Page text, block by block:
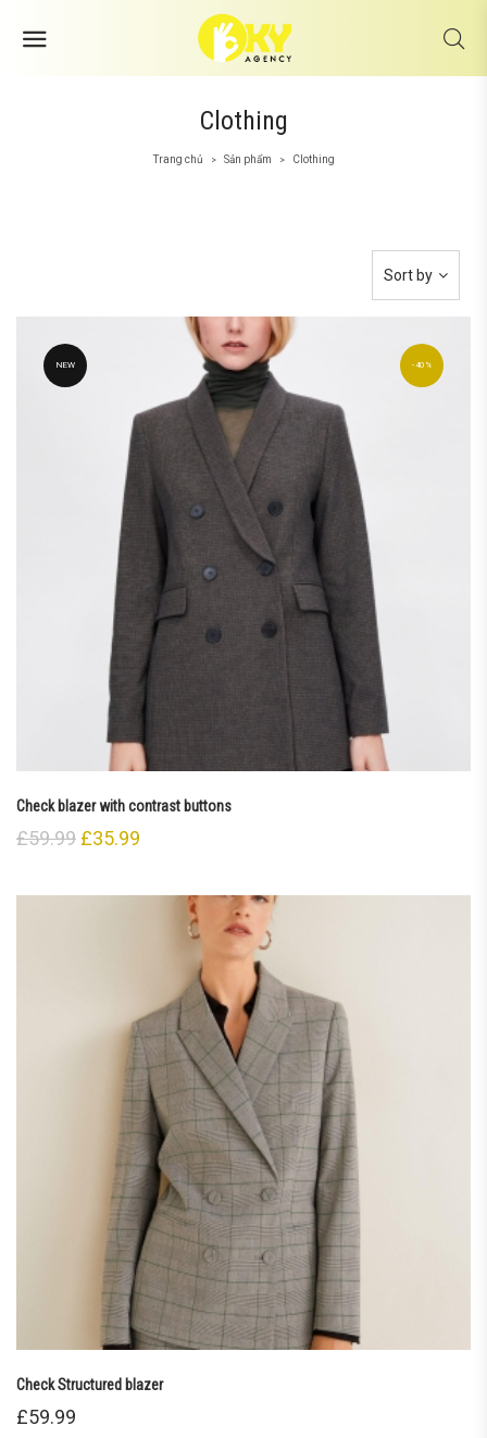
Clothing
Trang chủ > Sản phẩm > Clothing
Sort by
NEW 40%
Check blazer with contrast buttons
£59.99 £35.99
Check Structured blazer
£59.99